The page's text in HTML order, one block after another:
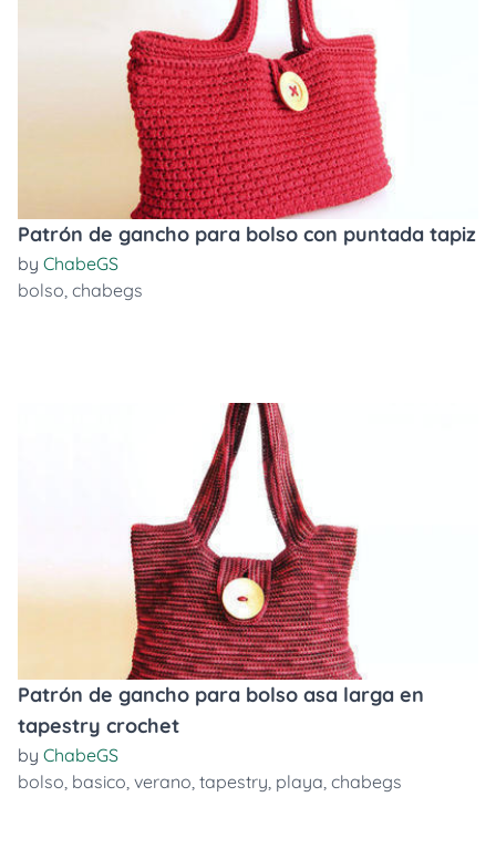
Patrón de gancho para bolso con puntada tapiz
by ChabeGS
bolso, chabegs
Patrón de gancho para bolso asa larga en
tapestry crochet
by ChabeGS
bolso, basico, verano, tapestry, playa, chabegs